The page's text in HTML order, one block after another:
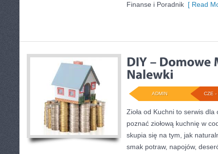
Finanse i Poradnik [ Read
CZE -
ADMIN
Zioła od Kuchni to serwis
poznać ziołową kuchnię w
skupia się na tym, jak
smak potraw, napojów,